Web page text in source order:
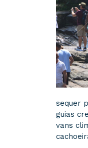
sequer
guias
vans